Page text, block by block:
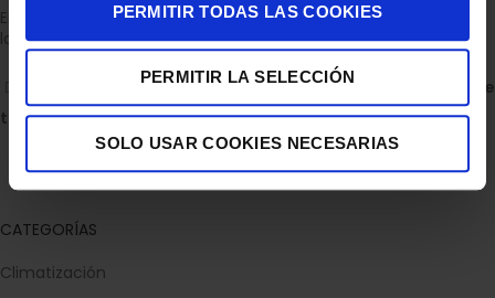
PERMITIR TODAS LAS COOKIES
PERMITIR LA SELECCIÓN
SOLO USAR COOKIES NECESARIAS
Empresa dedicada a la venta de accesorios para el hogar con
la experiencia de 36 años.
C/ ALBERTO GRAY PEINADO 11 BAJO 30850, TOTANA.
Descubre
todas nuestras tiendas
Escríbenos en WhatsApp
CATEGORÍAS
Climatización